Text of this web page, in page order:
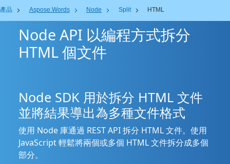
產品 Aspose.Words Node Split HTML
Node API 以編程方式拆分
HTML 個文件
Node SDK 用於拆分 HTML 文件
並將結果導出為多種文件格式
使用 Node 庫通過 REST API 拆分 HTML 文件。使用
JavaScript 輕鬆將兩個或多個 HTML 文件拆分成多個
部分。